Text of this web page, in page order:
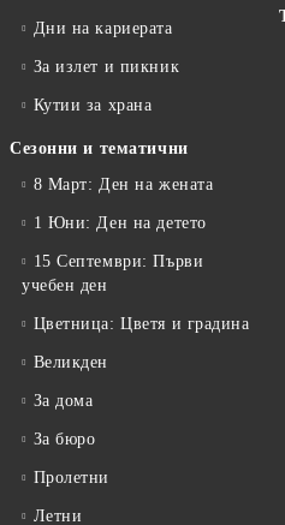
Дни на кариерата
За излет и пикник
Кутии за храна
Сезонни и тематични
8 Март: Ден на жената
1 Юни: Ден на детето
15 Септември: Първи
учебен ден
Цветница: Цветя и градина
Великден
За дома
За бюро
Пролетни
Летни